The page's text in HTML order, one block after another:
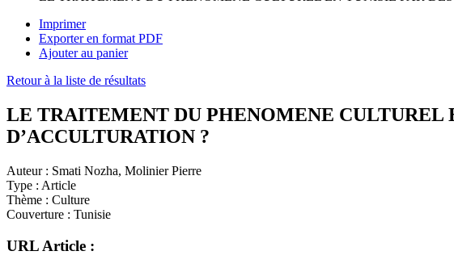
Imprimer
Exporter en format PDF
Ajouter au panier
Retour à la liste de résultats
LE TRAITEMENT DU PHENOMENE CULTUREL
D’ACCULTURATION ?
Auteur : Smati Nozha, Molinier Pierre
Type : Article
Thème : Culture
Couverture : Tunisie
URL Article :